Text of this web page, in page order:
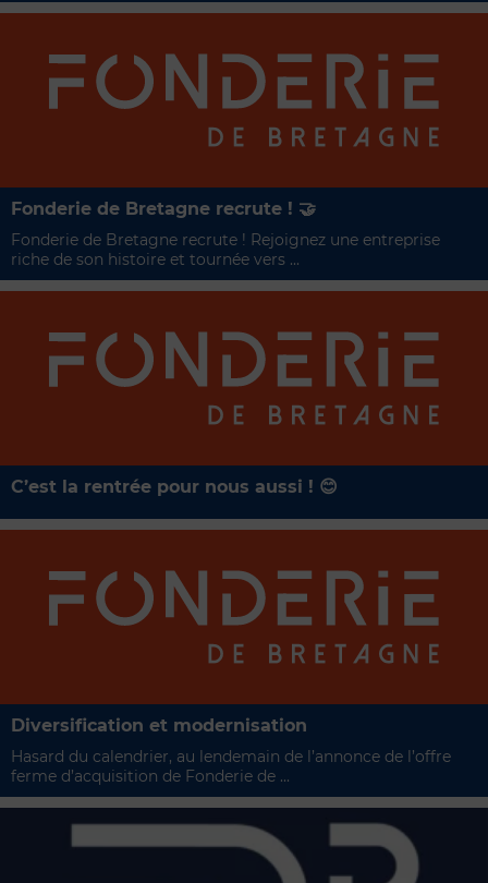
Fonderie de Bretagne recrute ! 🤝​
Fonderie de Bretagne recrute ! Rejoignez une entreprise
riche de son histoire et tournée vers ...
C’est la rentrée pour nous aussi ! 😊
Diversification et modernisation
Hasard du calendrier, au lendemain de l’annonce de l’offre
ferme d’acquisition de Fonderie de ...